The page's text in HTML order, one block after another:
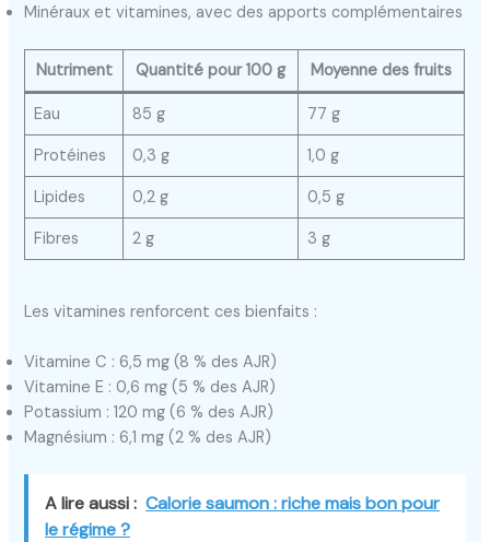
Minéraux et vitamines, avec des apports complémentaires
Nutriment Quantité pour 100 g Moyenne des fruits
Eau 85 g
77 g
Protéines
0,3 g
1,0 g
Lipides
0,2 g
0,5 g
Fibres
2 g 3 g
Les vitamines renforcent ces bienfaits :
Vitamine C : 6,5 mg (8 % des AJR)
Vitamine E : 0,6 mg (5 % des AJR)
Potassium : 120 mg (6 % des AJR)
Magnésium : 6,1 mg (2 % des AJR)
A lire aussi : Calorie saumon : riche mais bon pour
le régime ?